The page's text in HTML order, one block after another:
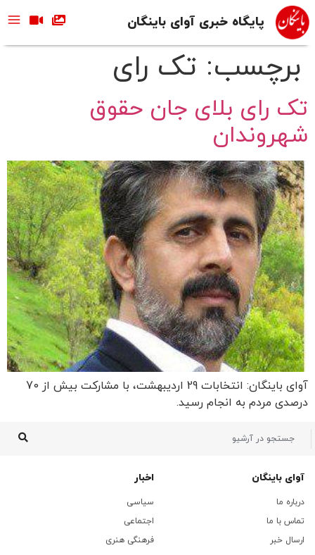
پایگاه خبری آوای باینگان
برچسب: تک رای
تک رای بلای جان حقوق
شهروندان
آوای باینگان: انتخابات 29 اردیبهشت، با مشارکت بیش از 70
درصدی مردم به انجام رسید.
آوای باینگان
درباره ما
تماس با ما
ارسال خبر
اخبار
سیاسی
اجتماعی
فرهنگی هنری